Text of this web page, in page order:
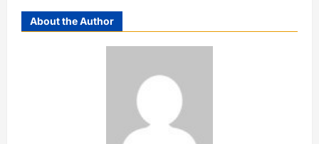
About the Author